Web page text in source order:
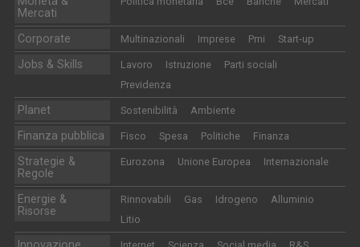
Mercati
Corporate Multinazionali Imprese Pmi Start-up
Jobs & Skills Lavoro Istruzione
Parti sociali
Previdenza
Planet Sostenibilità Ambiente
Finanza pubblica Fisco Spesa Politiche Finanza
Strategie &
Regole
Eurozona Unione Europea Internazionale
Energie &
Risorse
Rinnovabili Gas Idrogeno
Alluminio
Litio